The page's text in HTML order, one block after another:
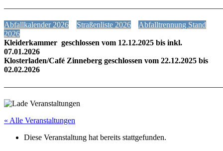
Abfallkalender 2026
Straßenliste 2026
Abfalltrennung Stand
2026
Kleiderkammer geschlossen vom 12.12.2025 bis inkl.
07.01.2026
Klosterladen/Café Zinneberg geschlossen vom 22.12.2025 bis
02.02.2026
« Alle Veranstaltungen
Diese Veranstaltung hat bereits stattgefunden.